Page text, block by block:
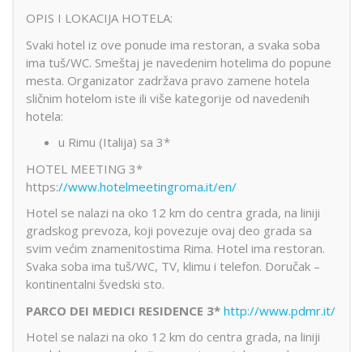
OPIS I LOKACIJA HOTELA:
Svaki hotel iz ove ponude ima restoran, a svaka soba
ima tuš/WC. Smeštaj je navedenim hotelima do popune
mesta. Organizator zadržava pravo zamene hotela
sličnim hotelom iste ili više kategorije od navedenih
hotela:
u Rimu (Italija) sa 3*
HOTEL MEETING 3*
https://www.hotelmeetingroma.it/en/
Hotel se nalazi na oko 12 km do centra grada, na liniji
gradskog prevoza, koji povezuje ovaj deo grada sa
svim većim znamenitostima Rima. Hotel ima restoran.
Svaka soba ima tuš/WC, TV, klimu i telefon. Doručak –
kontinentalni švedski sto.
PARCO DEI MEDICI RESIDENCE 3* http://www.pdmr.it/
Hotel se nalazi na oko 12 km do centra grada, na liniji